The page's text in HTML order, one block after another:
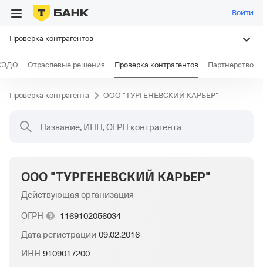
Войти
Проверка контрагентов
Отраслевые решения Проверка контрагентов Партнерство
Проверка контрагента ООО "ТУРГЕНЕВСКИЙ КАРЬЕР"
Название, ИНН, ОГРН контрагента
ООО "ТУРГЕНЕВСКИЙ КАРЬЕР"
Действующая организация
ОГРН
1169102056034
Дата регистрации 09.02.2016
ИНН 9109017200